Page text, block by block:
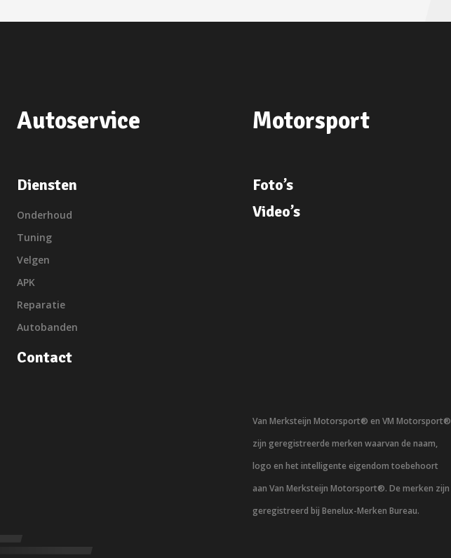
Autoservice
Diensten
Onderhoud
Tuning
Velgen
APK
Reparatie
Autobanden
Contact
Motorsport
Foto’s
Video’s
Van Merksteijn Motorsport® en VM Motorsport®
zijn geregistreerde merken waarvan de naam,
logo en het intelligente eigendom toebehoort
aan Van Merksteijn Motorsport®. De merken zijn
geregistreerd bij Benelux-Merken Bureau.